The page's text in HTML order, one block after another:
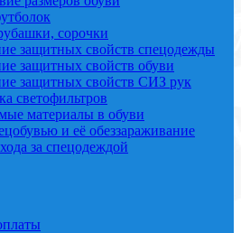
сорочки
защитных свойств спецодежды
защитных свойств обуви
защитных свойств СИЗ рук
светофильтров
материалы в обуви
и её обеззараживание
за спецодеждой